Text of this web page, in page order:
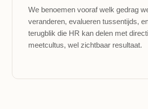
We benoemen vooraf welk gedrag
veranderen, evalueren tussentijds,
terugblik die HR kan delen met
meetcultus, wel zichtbaar resultaat.